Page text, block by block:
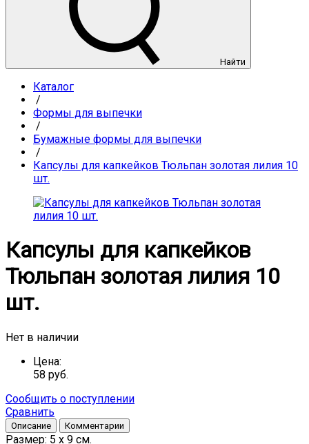
Найти
Каталог
/
Формы для выпечки
/
Бумажные формы для выпечки
/
Капсулы для капкейков Тюльпан золотая лилия 10
шт.
Капсулы для капкейков
Тюльпан золотая лилия 10
шт.
Нет в наличии
Цена:
58 руб.
Сообщить о поступлении
Сравнить
Описание Комментарии
Размер: 5 х 9 см.